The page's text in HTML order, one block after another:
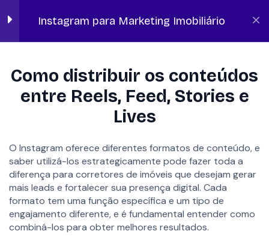
Instagram para Marketing Imobiliário
Planejamento de
Conteúdo
Quantas vezes postar? O
formatos
10 minutos
Criando um calendário de
postagens eficiente
10 minutos
Como distribuir os conteúdos
entre Reels, Feed, Stories e
Lives
O Instagram oferece diferentes formatos de conteúdo, e
saber utilizá-los estrategicamente pode fazer toda a
diferença para corretores de imóveis que desejam gerar
mais leads e fortalecer sua presença digital. Cada
formato tem uma função específica e um tipo de
engajamento diferente, e é fundamental entender como
combiná-los para obter melhores resultados.
FALAR COM ESPECIALISTA